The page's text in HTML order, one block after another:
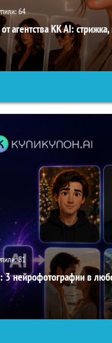
64
агентства KK AI:
81
3 нейрофотографии в